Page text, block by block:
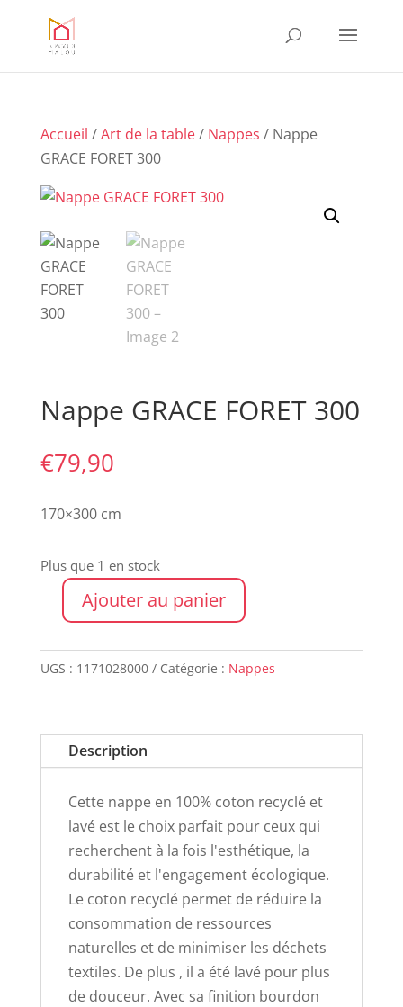
Accueil /Art de la table/ Nappes / Nappe
GRACE FORET 300
Nappe GRACE FORET 300
€79,90
170×300 cm
Plus que 1 en stock
quantité
Nappe
300
Ajouter au panier
UGS : 1171028000 Catégorie : Nappes
Description
Cette nappe en 100% coton recyclé et
lavé est le choix parfait pour ceux qui
recherchent à la fois l'esthétique, la
durabilité et l'engagement écologique.
Le coton recyclé permet de réduire la
consommation de ressources
naturelles et de minimiser les déchets
textiles. De plus , il a été lavé pour plus
de douceur. Avec sa finition bourdon